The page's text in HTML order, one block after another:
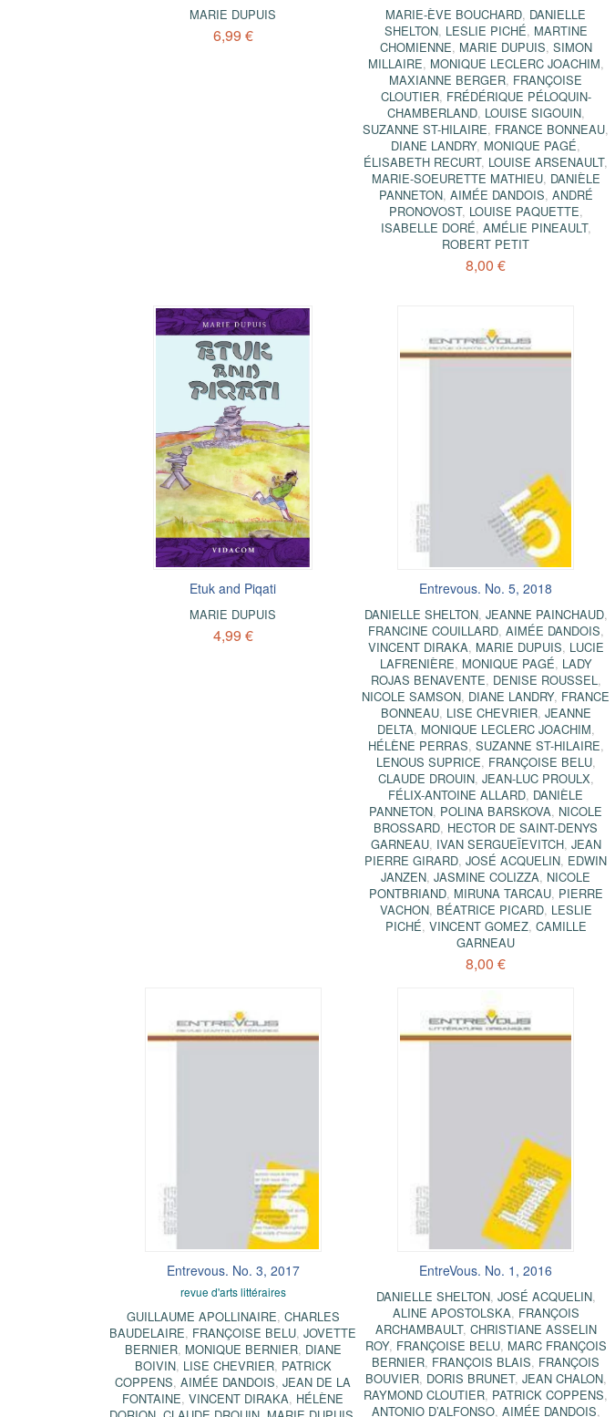
MARIE DUPUIS
6,99 €
MARIE-ÈVE BOUCHARD, DANIELLE
SHELTON, LESLIE PICHÉ, MARTINE
CHOMIENNE, MARIE DUPUIS, SIMON
MILLAIRE, MONIQUE LECLERC JOACHIM,
MAXIANNE BERGER, FRANÇOISE
CLOUTIER, FRÉDÉRIQUE PÉLOQUIN-
CHAMBERLAND, LOUISE SIGOUIN,
SUZANNE ST-HILAIRE, FRANCE BONNEAU,
DIANE LANDRY, MONIQUE PAGÉ,
ÉLISABETH RECURT, LOUISE ARSENAULT,
MARIE-SOEURETTE MATHIEU, DANIÈLE
PANNETON, AIMÉE DANDOIS, ANDRÉ
PRONOVOST, LOUISE PAQUETTE,
ISABELLE DORÉ, AMÉLIE PINEAULT,
ROBERT PETIT
8,00 €
Etuk and Piqati
MARIE DUPUIS
4,99 €
Entrevous. No. 5, 2018
DANIELLE SHELTON, JEANNE PAINCHAUD,
FRANCINE COUILLARD, AIMÉE DANDOIS,
VINCENT DIRAKA, MARIE DUPUIS, LUCIE
LAFRENIÈRE, MONIQUE PAGÉ, LADY
ROJAS BENAVENTE, DENISE ROUSSEL ,
NICOLE SAMSON, DIANE LANDRY, FRANCE
BONNEAU, LISE CHEVRIER, JEANNE
DELTA, MONIQUE LECLERC JOACHIM,
HÉLÈNE PERRAS, SUZANNE ST-HILAIRE,
LENOUS SUPRICE, FRANÇOISE BELU,
CLAUDE DROUIN, JEAN-LUC PROULX,
FÉLIX-ANTOINE ALLARD, DANIÈLE
PANNETON, POLINA BARSKOVA, NICOLE
BROSSARD, HECTOR DE SAINT-DENYS
GARNEAU, IVAN SERGUEÏEVITCH, JEAN
PIERRE GIRARD,JOSÉ ACQUELIN, EDWIN
JANZEN,JASMINE COLIZZA, NICOLE
PONTBRIAND, MIRUNA TARCAU, PIERRE
VACHON, BÉATRICE PICARD, LESLIE
PICHÉ, VINCENT GOMEZ, CAMILLE
GARNEAU
8,00 €
Entrevous. No. 3, 2017
revue d'arts littéraires
GUILLAUME APOLLINAIRE, CHARLES
BAUDELAIRE, FRANÇOISE BELU,JOVETTE
BERNIER, MONIQUE BERNIER, DIANE
BOIVIN, LISE CHEVRIER, PATRICK
COPPENS,AIMÉE DANDOIS,JEAN DE LA
FONTAINE,VINCENT DIRAKA, HÉLÈNE
EntreVous. No. 1, 2016
DANIELLE SHELTON, JOSÉ ACQUELIN,
ALINE APOSTOLSKA, FRANÇOIS
ARCHAMBAULT, CHRISTIANE ASSELIN
ROY, FRANÇOISE BELU, MARC FRANÇOIS
BERNIER, FRANÇOIS BLAIS, FRANÇOIS
BOUVIER, DORIS BRUNET, JEAN CHALON,
RAYMOND CLOUTIER, PATRICK COPPENS,
ANTONIO D’ALFONSO, AIMÉE DANDOIS,